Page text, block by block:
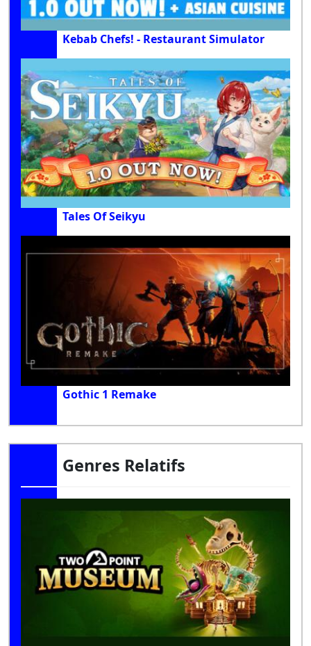
Kebab Chefs! - Restaurant Simulator
Tales Of Seikyu
Gothic 1 Remake
Genres Relatifs